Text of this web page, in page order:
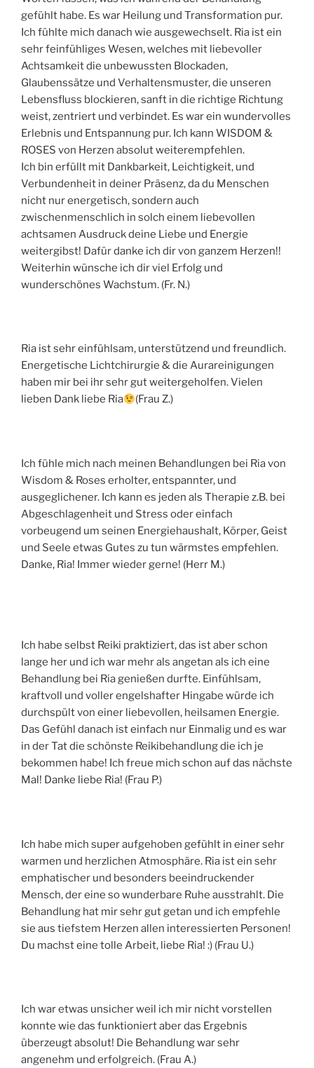
gefühlt habe. Es war Heilung und Transformation pur.
Ich fühlte mich danach wie ausgewechselt. Ria ist ein
sehr feinfühliges Wesen, welches mit liebevoller
Achtsamkeit die unbewussten Blockaden,
Glaubenssätze und Verhaltensmuster, die unseren
Lebensfluss blockieren, sanft in die richtige Richtung
weist, zentriert und verbindet. Es war ein wundervolles
Erlebnis und Entspannung pur. Ich kann WISDOM &
ROSES von Herzen absolut weiterempfehlen.
Ich bin erfüllt mit Dankbarkeit, Leichtigkeit, und
Verbundenheit in deiner Präsenz, da du Menschen
nicht nur energetisch, sondern auch
zwischenmenschlich in solch einem liebevollen
achtsamen Ausdruck deine Liebe und Energie
weitergibst! Dafür danke ich dir von ganzem Herzen!!
Weiterhin wünsche ich dir viel Erfolg und
wunderschönes Wachstum. (Fr. N.)
Ria ist sehr einfühlsam, unterstützend und freundlich.
Energetische Lichtchirurgie & die Aurareinigungen
haben mir bei ihr sehr gut weitergeholfen. Vielen
lieben Dank liebe Ria
(Frau Z.)
Ich fühle mich nach meinen Behandlungen bei Ria von
Wisdom & Roses erholter, entspannter, und
ausgeglichener. Ich kann es jeden als Therapie z.B. bei
Abgeschlagenheit und Stress oder einfach
vorbeugend um seinen Energiehaushalt, Körper, Geist
und Seele etwas Gutes zu tun wärmstes empfehlen.
Danke, Ria! Immer wieder gerne! (Herr M.)
Ich habe selbst Reiki praktiziert, das ist aber schon
lange her und ich war mehr als angetan als ich eine
Behandlung bei Ria genießen durfte. Einfühlsam,
kraftvoll und voller engelshafter Hingabe würde ich
durchspült von einer liebevollen, heilsamen Energie.
Das Gefühl danach ist einfach nur Einmalig und es war
in der Tat die schönste Reikibehandlung die ich je
bekommen habe! Ich freue mich schon auf das nächste
Mal! Danke liebe Ria! (Frau P.)
Ich habe mich super aufgehoben gefühlt in einer sehr
warmen und herzlichen Atmosphäre. Ria ist ein sehr
emphatischer und besonders beeindruckender
Mensch, der eine so wunderbare Ruhe ausstrahlt. Die
Behandlung hat mir sehr gut getan und ich empfehle
sie aus tiefstem Herzen allen interessierten Personen!
Du machst eine tolle Arbeit, liebe Ria! :) (Frau U.)
Ich war etwas unsicher weil ich mir nicht vorstellen
konnte wie das funktioniert aber das Ergebnis
überzeugt absolut! Die Behandlung war sehr
angenehm und erfolgreich. (Frau A.)